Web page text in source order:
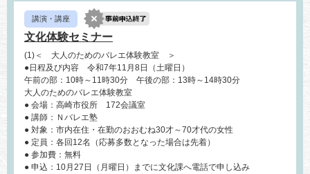
講演・講座
文化体験セミナー
(1)＜ 大人のためのバレエ体験教室 ＞
●日程及び内容 令和7年11月8日（土曜日）
午前の部：10時～11時30分 午後の部：13時～14時30分
大人のためのバレエ体験教室
● 会場：高崎市役所 172会議室
● 講師：Ｎバレエ塾
● 対象：市内在住・在勤のおおむね30才～70才代の女性
● 定員：各回12名（応募多数となった場合は先着）
● 参加費：無料
● 申込：10月27日（月曜日）までに文化課へ電話で申し込み